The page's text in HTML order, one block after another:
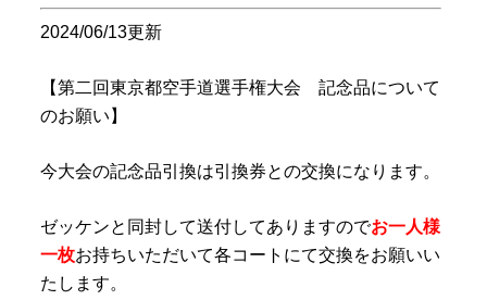
2024/06/13更新
【第二回東京都空手道選手権大会 記念品について
のお願い】
今大会の記念品引換は引換券との交換になります。
ゼッケンと同封して送付してありますのでお一人様
一枚お持ちいただいて各コートにて交換をお願いい
たします。